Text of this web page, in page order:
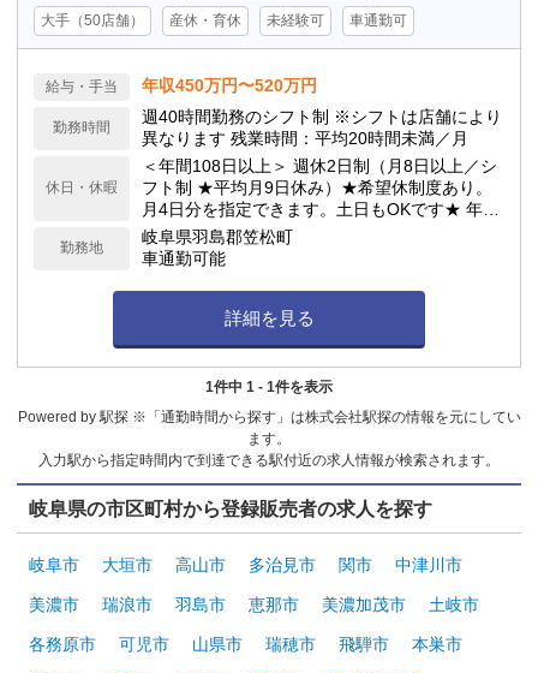
大手（50店舗） 産休・育休 未経験可 車通勤可
給与・手当 年収450万円〜520万円
勤務時間
週40時間勤務のシフト制 ※シフトは店舗により
異なります 残業時間：平均20時間未満／月
休日・休暇
＜年間108日以上＞ 週休2日制（月8日以上／シ
フト制 ★平均月9日休み）★希望休制度あり。
月4日分を指定できます。土日もOKです★ 年次
有給休暇／サマーバケーション制度（夏季長期
休暇制度）★最大6連休が可能！ 他詳細は求人
勤務地
岐阜県羽島郡笠松町
車通勤可能
詳細を見る
1件中 1 - 1件を表示
Powered by 駅探 ※「通勤時間から探す」は株式会社駅探の情報を元にしてい
ます。
入力駅から指定時間内で到達できる駅付近の求人情報が検索されます。
岐阜県の市区町村から登録販売者の求人を探す
岐阜市 大垣市 高山市 多治見市 関市 中津川市
美濃市 瑞浪市 羽島市 恵那市 美濃加茂市 土岐市
各務原市 可児市 山県市 瑞穂市 飛騨市 本巣市